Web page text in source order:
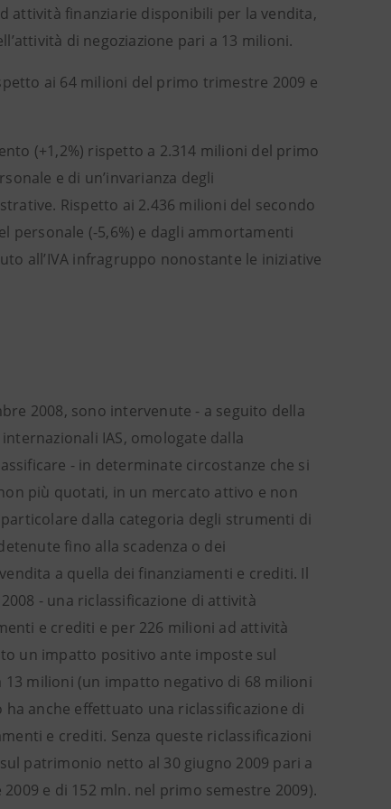
attività finanziarie disponibili per la vendita,
di negoziazione pari a 13 milioni.
ai 64 milioni del primo trimestre 2009 e
(+1,2%) rispetto a 2.314 milioni del primo
e di un’invarianza degli
Rispetto ai 2.436 milioni del secondo
personale (-5,6%) e dagli ammortamenti
all’IVA infragruppo nonostante le iniziative
2008, sono intervenute - a seguito della
IAS, omologate dalla
- in determinate circostanze che si
più quotati, in un mercato attivo e non
dalla categoria degli strumenti di
fino alla scadenza o dei
a quella dei finanziamenti e crediti. Il
- una riclassificazione di attività
e crediti e per 226 milioni ad attività
un impatto positivo ante imposte sul
milioni (un impatto negativo di 68 milioni
ha anche effettuato una riclassificazione di
e crediti. Senza queste riclassificazioni
patrimonio netto al 30 giugno 2009 pari a
e di 152 mln. nel primo semestre 2009).